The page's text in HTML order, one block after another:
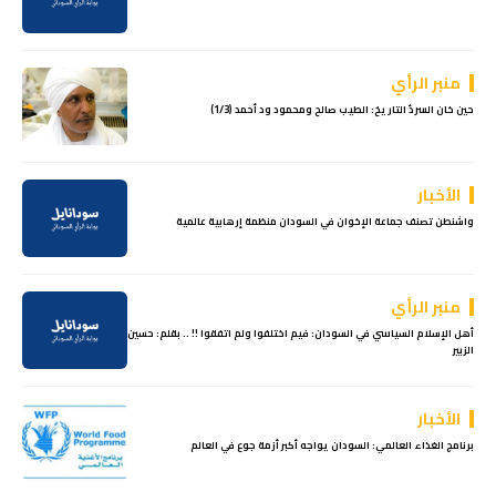
منبر الرأي
حين خان السردُ التاريخ: الطيب صالح ومحمود ود أحمد (1/3)
الأخبار
واشنطن تصنف جماعة الإخوان في السودان ‌منظمة ‌إرهابية ‌عالمية
منبر الرأي
أهل الإسلام السياسي في السودان: فيم اختلفوا ولم اتفقوا !! .. بقلم: حسين
الزبير
الأخبار
برنامج الغذاء العالمي: السودان يواجه أكبر أزمة جوع في العالم